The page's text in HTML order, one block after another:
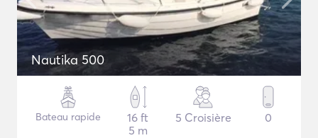
Nautika 500
Bateau rapide
16 ft
5 m
5 Croisière 0